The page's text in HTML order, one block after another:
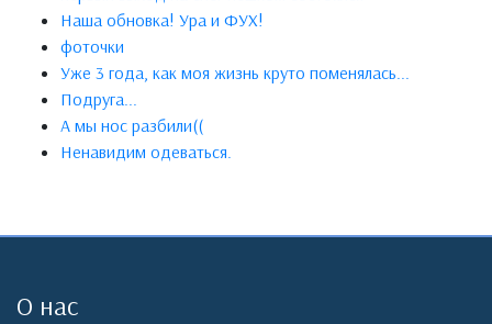
Наша обновка! Ура и ФУХ!
фоточки
Уже 3 года, как моя жизнь круто поменялась...
Подруга...
А мы нос разбили((
Ненавидим одеваться.
О нас